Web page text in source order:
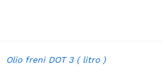
Olio freni DOT 3 ( litro )